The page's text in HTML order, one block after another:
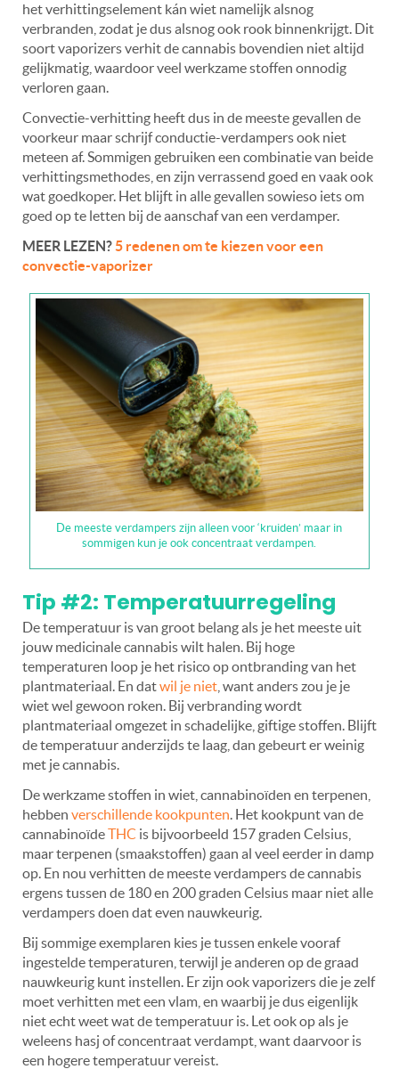
het verhittingselement kán wiet namelijk alsnog
verbranden, zodat je dus alsnog ook rook binnenkrijgt. Dit
soort vaporizers verhit de cannabis bovendien niet altijd
gelijkmatig, waardoor veel werkzame stoffen onnodig
verloren gaan.
Convectie-verhitting heeft dus in de meeste gevallen de
voorkeur maar schrijf conductie-verdampers ook niet
meteen af. Sommigen gebruiken een combinatie van beide
verhittingsmethodes, en zijn verrassend goed en vaak ook
wat goedkoper. Het blijft in alle gevallen sowieso iets om
goed op te letten bij de aanschaf van een verdamper.
MEER LEZEN?5 redenen om te kiezen voor een
convectie-vaporizer
De meeste verdampers zijn alleen voor ‘kruiden’ maar in
sommigen kun je ook concentraat verdampen.
Tip #2: Temperatuurregeling
De temperatuur is van groot belang als je het meeste uit
jouw medicinale cannabis wilt halen. Bij hoge
temperaturen loop je het risico op ontbranding van het
plantmateriaal. En datwil je niet , want anders zou je je
wiet wel gewoon roken. Bij verbranding wordt
plantmateriaal omgezet in schadelijke, giftige stoffen. Blijft
de temperatuur anderzijds te laag, dan gebeurt er weinig
met je cannabis.
De werkzame stoffen in wiet, cannabinoïden en terpenen,
hebben verschillende kookpunten. Het kookpunt van de
cannabinoïdeTHC is bijvoorbeeld 157 graden Celsius,
maar terpenen (smaakstoffen) gaan al veel eerder in damp
op. En nou verhitten de meeste verdampers de cannabis
ergens tussen de 180 en 200 graden Celsius maar niet alle
verdampers doen dat even nauwkeurig.
Bij sommige exemplaren kies je tussen enkele vooraf
ingestelde temperaturen, terwijl je anderen op de graad
nauwkeurig kunt instellen. Er zijn ook vaporizers die je zelf
moet verhitten met een vlam, en waarbij je dus eigenlijk
niet echt weet wat de temperatuur is. Let ook op als je
weleens hasj of concentraat verdampt, want daarvoor is
een hogere temperatuur vereist.